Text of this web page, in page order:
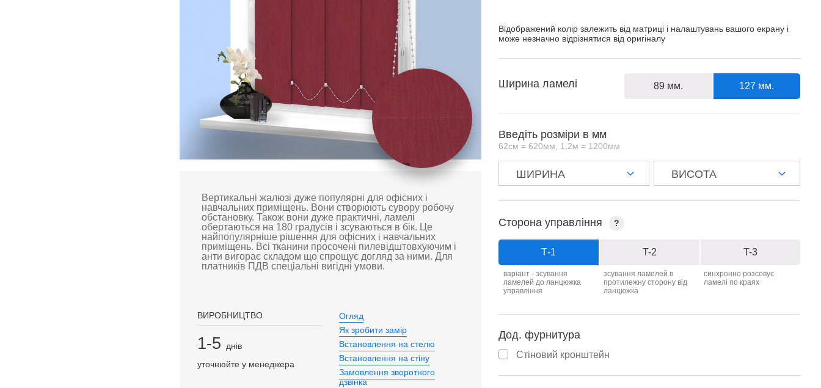
Вертикальні жалюзі дуже популярні для офісних і
навчальних приміщень. Вони створюють сувору робочу
обстановку. Також вони дуже практичні, ламелі
обертаються на 180 градусів і зсуваються в бік. Це
найпопулярніше рішення для офісних і навчальних
приміщень. Всі тканини просочені пилевідштовхуючим і
анти вигорає складом що спрощує догляд за ними. Для
платників ПДВ спеціальні вигідні умови.
ВИРОБНИЦТВО
1-5
днів
уточнюйте у менеджера
Огляд
Як зробити замір
Встановлення на стелю
Встановлення на стіну
Замовлення зворотного
дзвінка
Відображений колір залежить від матриці і налаштувань вашого екрану і
може незначно відрізнятися від оригіналу
Ширина ламелі 89 мм. 127 мм.
Введіть розміри в мм
62см = 620мм, 1,2м = 1200мм
Сторона управління ?
Т-1 T-2 T-3
варіант - зсування
ламелей до ланцюжка
управління
зсування ламелей в
протилежну сторону від
ланцюжка
синхронно розсовує
ламелі по краях
Дод. фурнитура
Стіновий кронштейн